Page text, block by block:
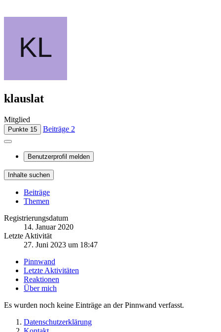
klauslat
Mitglied
Punkte 15 Beiträge 2
Benutzerprofil melden
Inhalte suchen
Beiträge
Themen
Registrierungsdatum
14. Januar 2020
Letzte Aktivität
27. Juni 2023 um 18:47
Pinnwand
Letzte Aktivitäten
Reaktionen
Über mich
Es wurden noch keine Einträge an der Pinnwand verfasst.
Datenschutzerklärung